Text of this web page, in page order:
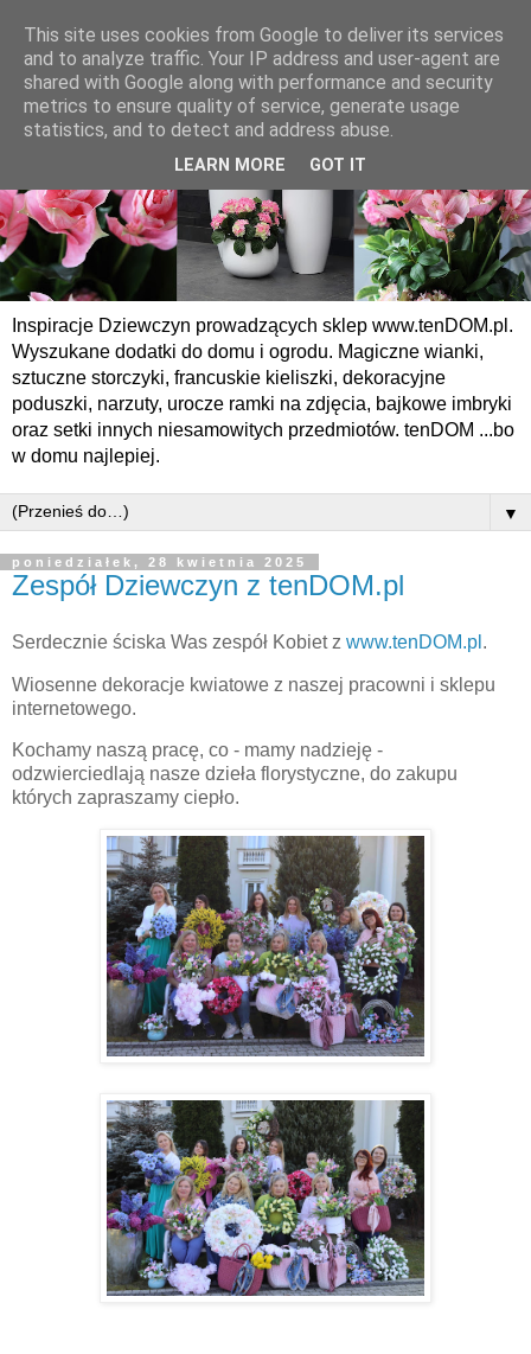
Inspiracje Dziewczyn prowadzących sklep www.tenDOM.pl.
Wyszukane dodatki do domu i ogrodu. Magiczne wianki,
sztuczne storczyki, francuskie kieliszki, dekoracyjne
poduszki, narzuty, urocze ramki na zdjęcia, bajkowe imbryki
oraz setki innych niesamowitych przedmiotów. tenDOM ...bo
w domu najlepiej.
▼
poniedziałek, 28 kwietnia 2025
Zespół Dziewczyn z tenDOM.pl
Serdecznie ściska Was zespół Kobiet z www.tenDOM.pl .
Wiosenne dekoracje kwiatowe z naszej pracowni i sklepu
internetowego.
Kochamy naszą pracę, co - mamy nadzieję -
odzwierciedlają nasze dzieła florystyczne, do zakupu
których zapraszamy ciepło.
This site uses cookies from Google to deliver its services
and to analyze traffic. Your IP address and user-agent are
shared with Google along with performance and security
metrics to ensure quality of service, generate usage
statistics, and to detect and address abuse.
LEARN MORE GOT IT